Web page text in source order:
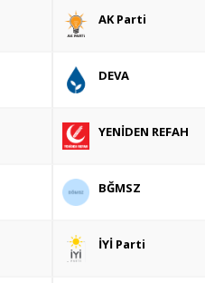
AK Parti
DEVA
YENİDEN REFAH
BĞMSZ
İYİ Parti